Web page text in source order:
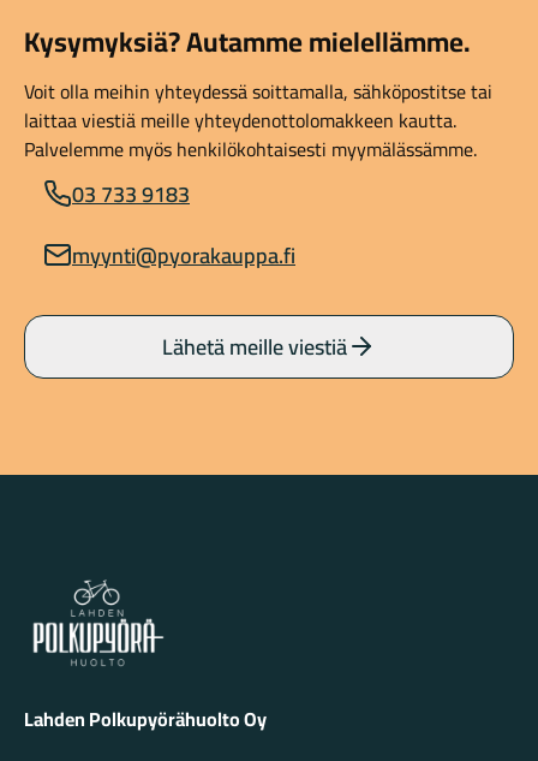
Kysymyksiä? Autamme mielellämme.
Voit olla meihin yhteydessä soittamalla, sähköpostitse tai
laittaa viestiä meille yhteydenottolomakkeen kautta.
Palvelemme myös henkilökohtaisesti myymälässämme.
03 733 9183
myynti@pyorakauppa.fi
Lähetä meille viestiä
Lahden Polkupyörähuolto - etusivulle
Lahden Polkupyörähuolto Oy